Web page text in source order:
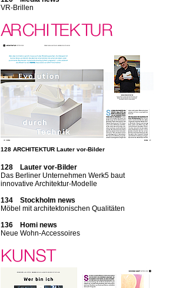
VR-Brillen
128 ARCHITEKTUR Lauter vor-Bilder
128 Lauter vor-Bilder
Das Berliner Unternehmen Werk5 baut
innovative Architektur-Modelle
134 Stockholm news
Möbel mit architektonischen Qualitäten
136 Homi news
Neue Wohn-Accessoires